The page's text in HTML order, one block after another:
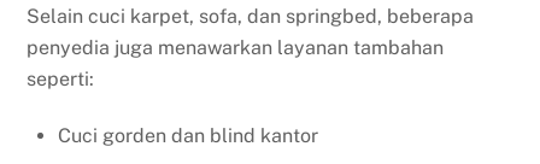
Selain cuci karpet, sofa, dan springbed, beberapa
penyedia juga menawarkan layanan tambahan
seperti:
Cuci gorden dan blind kantor